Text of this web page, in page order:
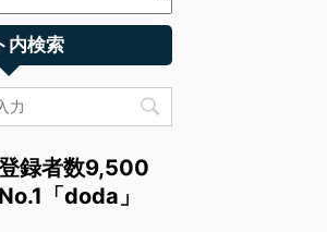
内検索
録者数9,500
「doda」